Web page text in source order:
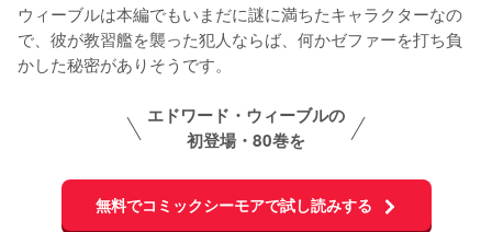
ウィーブルは本編でもいまだに謎に満ちたキャラクターなの
で、彼が教習艦を襲った犯人ならば、何かゼファーを打ち負
かした秘密がありそうです。
エドワード・ウィーブルの
初登場・80巻を
無料でコミックシーモアで試し読みする